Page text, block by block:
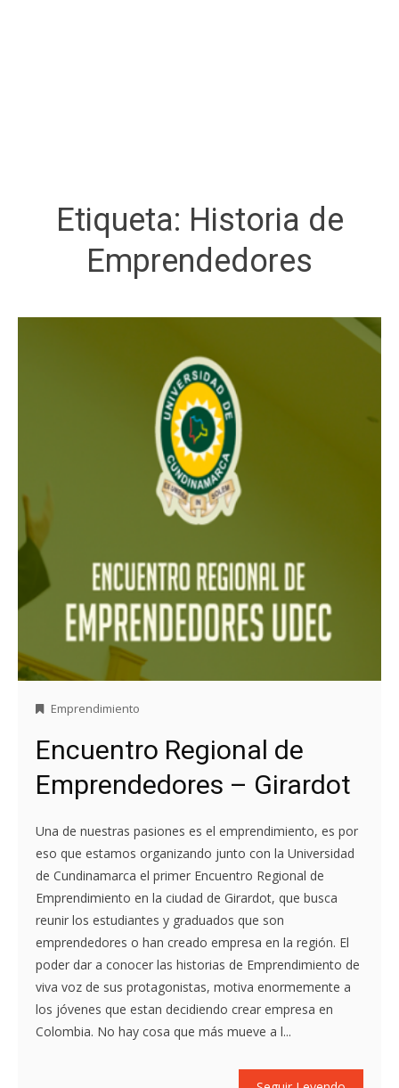
Etiqueta: Historia de
Emprendedores
Emprendimiento
Encuentro Regional de
Emprendedores – Girardot
Una de nuestras pasiones es el emprendimiento, es por
eso que estamos organizando junto con la Universidad
de Cundinamarca el primer Encuentro Regional de
Emprendimiento en la ciudad de Girardot, que busca
reunir los estudiantes y graduados que son
emprendedores o han creado empresa en la región. El
poder dar a conocer las historias de Emprendimiento de
viva voz de sus protagonistas, motiva enormemente a
los jóvenes que estan decidiendo crear empresa en
Colombia. No hay cosa que más mueve a l...